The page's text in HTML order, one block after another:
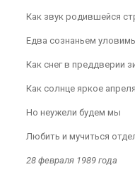
Как звук родившейся
Едва сознаньем
Как снег в преддверии
Как солнце яркое
Но неужели будем мы
Любить и мучиться
28 февраля 1989 года